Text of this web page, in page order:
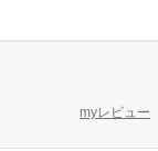
myレビュー